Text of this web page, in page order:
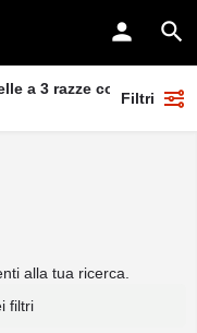
a 3 razze con
Filtri
alla tua ricerca.
filtri